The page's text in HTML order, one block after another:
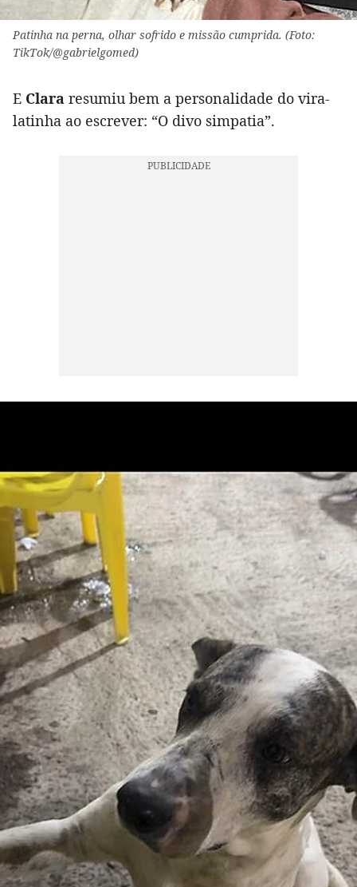
Patinha na perna, olhar sofrido e missão cumprida. (Foto:
TikTok/@gabrielgomed)
E Clara resumiu bem a personalidade do vira-
latinha ao escrever: “O divo simpatia”.